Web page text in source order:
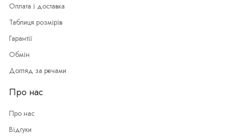
Оплата і доставка
Таблиця розмірів
Гарантії
Обмін
Догляд за речами
Про нас
Про нас
Відгуки